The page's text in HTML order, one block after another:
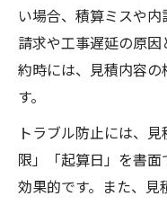
歩掛を使っ
透明性を高める
建設見積書
建設工事見
図る
内訳書で数
い場合、積算ミスや
請求や工事遅延の原
約時には、見積内容
す。
トラブル防止には、
限」「起算日」を書
効果的です。また、